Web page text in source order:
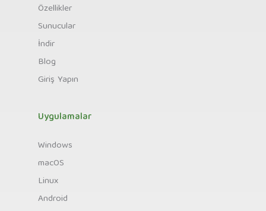
Özellikler
Sunucular
İndir
Blog
Giriş Yapın
Uygulamalar
Windows
macOS
Linux
Android